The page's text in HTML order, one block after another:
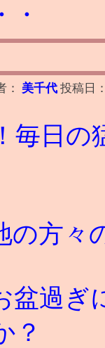
・
： 美千代 投稿日
毎日の
の方々
盆過ぎ
？